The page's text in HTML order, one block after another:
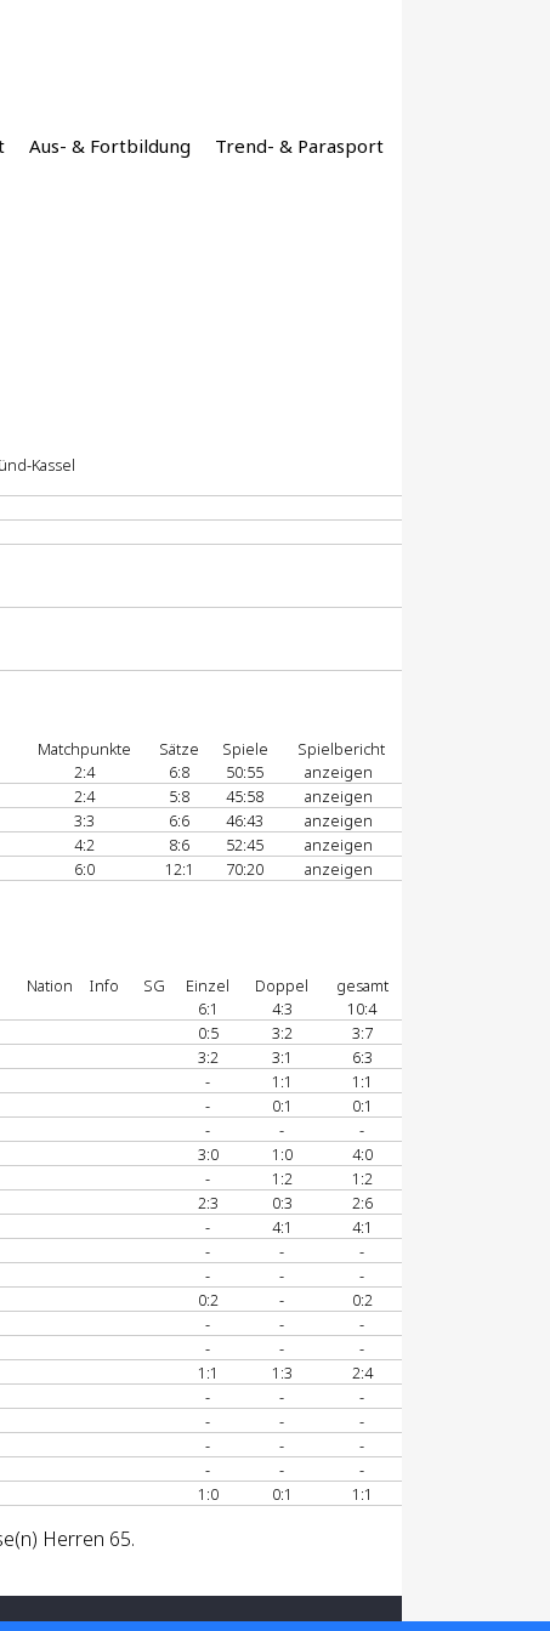
Aus- & Fortbildung Trend- & Parasport
Kassel
Matchpunkte Sätze Spiele
Spielbericht
2:4 6:8 50:55
anzeigen
2:4 5:8 45:58
anzeigen
3:3 6:6 46:43
anzeigen
4:2 8:6 52:45
anzeigen
6:0 12:1 70:20 anzeigen
Nation Info SG Einzel Doppel
gesamt
6:1 4:3
10:4
0:5 3:2
3:7
3:2 3:1
6:3
- 1:1
1:1
- 0:1
0:1
- -
-
3:0 1:0
4:0
- 1:2
1:2
2:3 0:3
2:6
- 4:1
4:1
- -
-
- -
-
0:2 -
0:2
- -
-
- -
-
1:1 1:3
2:4
- -
-
- -
-
- -
-
- -
-
1:0 0:1 1:1
Herren 65.